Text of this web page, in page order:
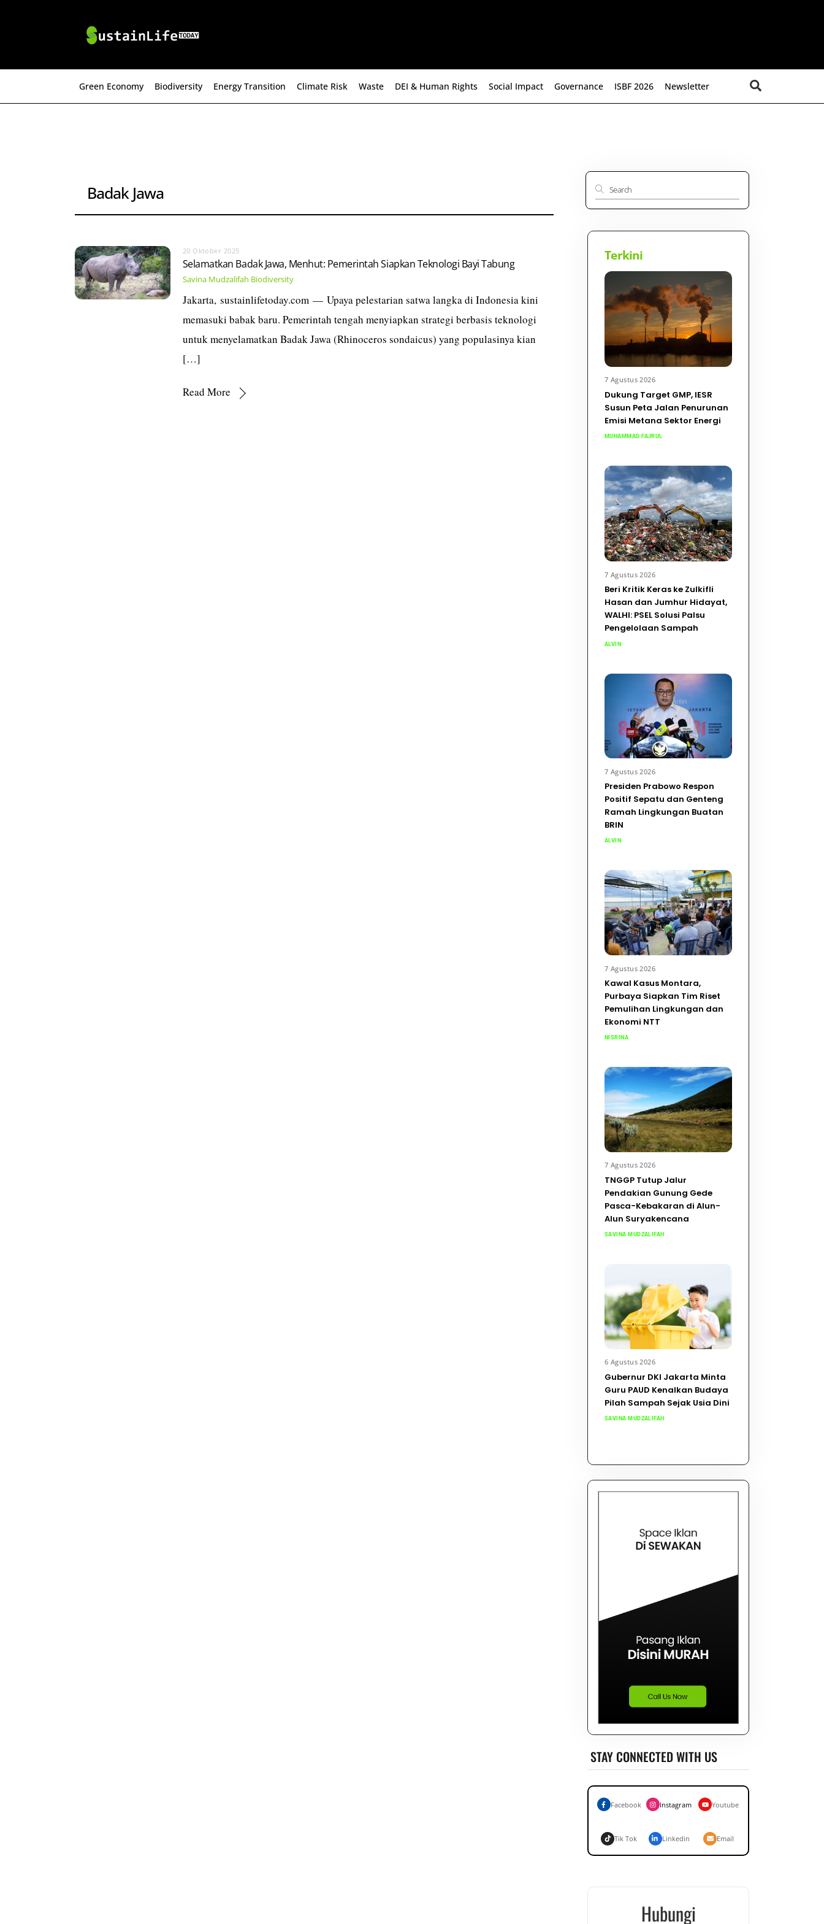
Green Economy Biodiversity Energy Transition Climate Risk Waste DEI & Human Rights Social Impact Governance ISBF 2026 Newsletter
Badak Jawa
20 Oktober 2025
Selamatkan Badak Jawa, Menhut: Pemerintah Siapkan Teknologi Bayi Tabung
Savina Mudzalifah Biodiversity
Jakarta, sustainlifetoday.com — Upaya pelestarian satwa langka di Indonesia kini
memasuki babak baru. Pemerintah tengah menyiapkan strategi berbasis teknologi
untuk menyelamatkan Badak Jawa (Rhinoceros sondaicus) yang populasinya kian
[…]
Read More
Terkini
7 Agustus 2026
Dukung Target GMP, IESR
Susun Peta Jalan Penurunan
Emisi Metana Sektor Energi
MUHAMMAD FAJRUL
7 Agustus 2026
Beri Kritik Keras ke Zulkifli
Hasan dan Jumhur Hidayat,
WALHI: PSEL Solusi Palsu
Pengelolaan Sampah
ALVIN
7 Agustus 2026
Presiden Prabowo Respon
Positif Sepatu dan Genteng
Ramah Lingkungan Buatan
BRIN
ALVIN
7 Agustus 2026
Kawal Kasus Montara,
Purbaya Siapkan Tim Riset
Pemulihan Lingkungan dan
Ekonomi NTT
NISRINA
7 Agustus 2026
TNGGP Tutup Jalur
Pendakian Gunung Gede
Pasca-Kebakaran di Alun-
Alun Suryakencana
SAVINA MUDZALIFAH
6 Agustus 2026
Gubernur DKI Jakarta Minta
Guru PAUD Kenalkan Budaya
Pilah Sampah Sejak Usia Dini
SAVINA MUDZALIFAH
STAY CONNECTED WITH US
Facebook Instagram Youtube
Tik Tok Linkedin Email
Hubungi